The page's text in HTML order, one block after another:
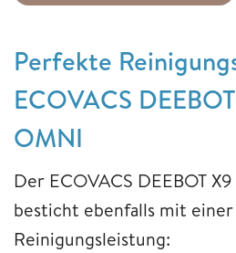
Perfekte
ECOVACS
OMNI
Der ECOVACS DEEBOT
besticht ebenfalls mit
Reinigungsleistung: